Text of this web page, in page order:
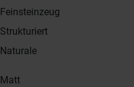
Feinsteinzeug
Strukturiert
Naturale
Matt